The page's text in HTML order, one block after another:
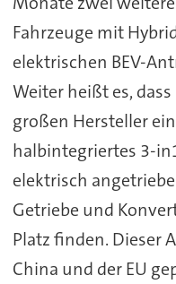
Fahrzeuge mit
elektrischen BEV-
Weiter heißt es,
großen Hersteller
halbintegriertes 3-
elektrisch
Getriebe und
Platz finden. Dieser
China und der EU